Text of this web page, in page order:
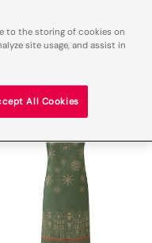
€
to the storing of cookies on
site usage, and assist in
All Cookies